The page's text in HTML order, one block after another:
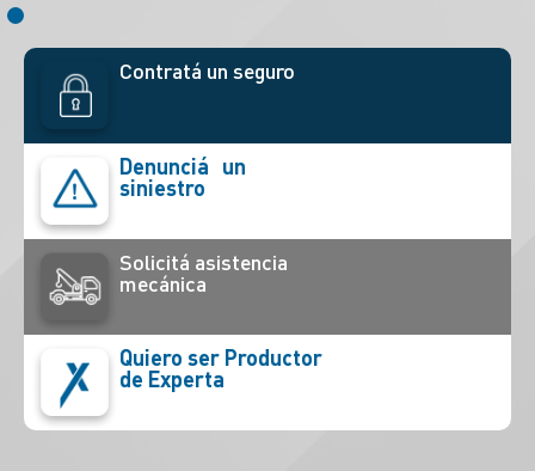
Contratá un seguro
Denunciá un
siniestro
Solicitá asistencia
mecánica
Quiero ser Productor
de Experta